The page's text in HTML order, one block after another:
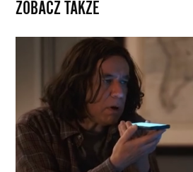
ZOBACZ TAKŻE
Duchovny
Maria
Bakalova
w